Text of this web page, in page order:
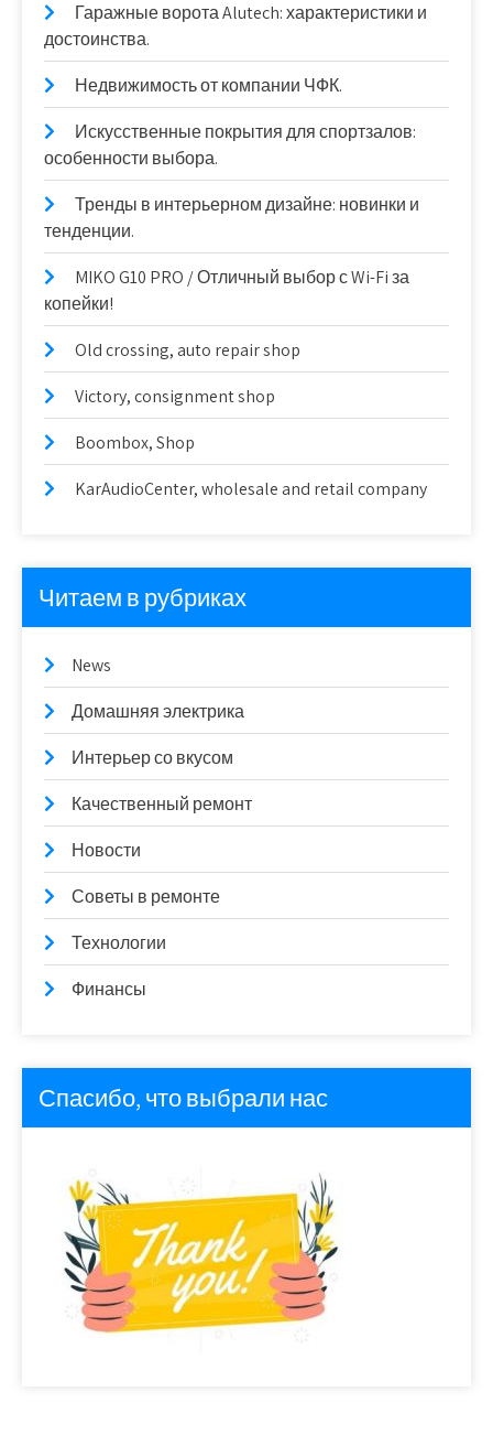
Гаражные ворота Alutech: характеристики и
достоинства.
Недвижимость от компании ЧФК.
Искусственные покрытия для спортзалов:
особенности выбора.
Тренды в интерьерном дизайне: новинки и
тенденции.
MIKO G10 PRO / Отличный выбор с Wi-Fi за
копейки!
Old crossing, auto repair shop
Victory, consignment shop
Boombox, Shop
KarAudioCenter, wholesale and retail company
Читаем в рубриках
News
Домашняя электрика
Интерьер со вкусом
Качественный ремонт
Новости
Советы в ремонте
Технологии
Финансы
Спасибо, что выбрали нас